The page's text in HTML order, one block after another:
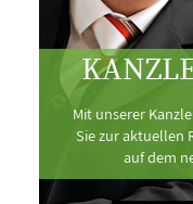
Mit unserer
Sie zur aktuellen
auf dem